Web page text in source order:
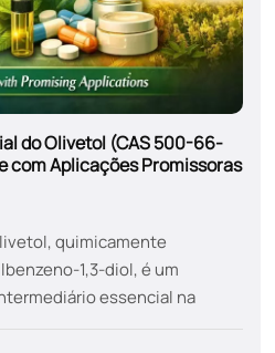
do Olivetol (CAS 500-66-
com Aplicações Promissoras
quimicamente
1,3-diol, é um
essencial na